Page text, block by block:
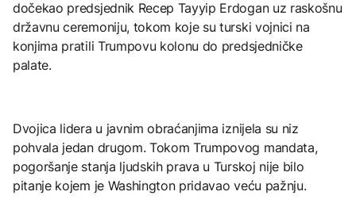
dočekao predsjednik Recep Tayyip Erdogan uz raskošnu
državnu ceremoniju, tokom koje su turski vojnici na
konjima pratili Trumpovu kolonu do predsjedničke
palate.
Dvojica lidera u javnim obraćanjima iznijela su niz
pohvala jedan drugom. Tokom Trumpovog mandata,
pogoršanje stanja ljudskih prava u Turskoj nije bilo
pitanje kojem je Washington pridavao veću pažnju.